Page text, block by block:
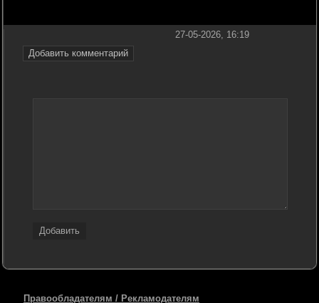
Добавить комментарий
27-05-2026, 16:19
Добавить
Правообладателям / Рекламодателям